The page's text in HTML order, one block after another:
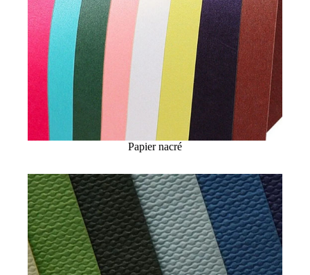
Papier nacré